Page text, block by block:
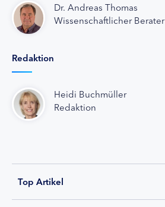
Dr. Andreas Thomas
Wissenschaftlicher Berater
Redaktion
Heidi Buchmüller
Redaktion
Top Artikel